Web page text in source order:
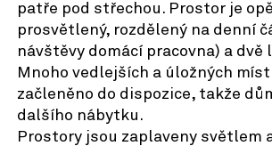
patře pod střechou. Prostor je
prosvětlený, rozdělený na denní
návštěvy domácí pracovna) a dvě
Mnoho vedlejších a úložných
začleněno do dispozice, takže
dalšího nábytku.
Prostory jsou zaplaveny světlem